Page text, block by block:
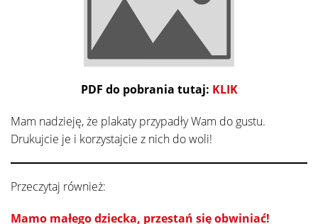
PDF do pobrania tutaj: KLIK
Mam nadzieję, że plakaty przypadły Wam do gustu.
Drukujcie je i korzystajcie z nich do woli!
Przeczytaj również:
Mamo małego dziecka, przestań się obwiniać!